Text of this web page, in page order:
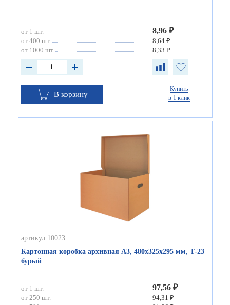
от 1 шт. 8,96 ₽
от 400 шт.
8,64 ₽
от 1000 шт.
8,33 ₽
В корзину
Купить
в 1 клик
артикул 10023
Картонная коробка архивная А3, 480х325х295 мм, Т-23
бурый
от 1 шт. 97,56 ₽
от 250 шт.
94,31 ₽